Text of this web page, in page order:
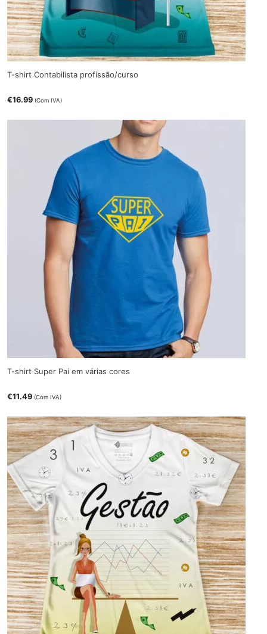
T-shirt Contabilista profissão/curso
€16.99 (Com IVA)
T-shirt Super Pai em várias cores
€11.49 (Com IVA)